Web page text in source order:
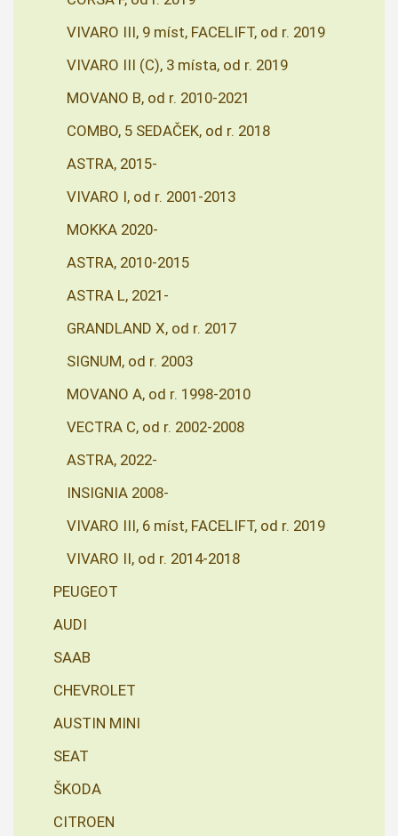
VIVARO III, 9 míst, FACELIFT, od r. 2019
VIVARO III (C), 3 místa, od r. 2019
MOVANO B, od r. 2010-2021
COMBO, 5 SEDAČEK, od r. 2018
ASTRA, 2015-
VIVARO I, od r. 2001-2013
MOKKA 2020-
ASTRA, 2010-2015
ASTRA L, 2021-
GRANDLAND X, od r. 2017
SIGNUM, od r. 2003
MOVANO A, od r. 1998-2010
VECTRA C, od r. 2002-2008
ASTRA, 2022-
INSIGNIA 2008-
VIVARO III, 6 míst, FACELIFT, od r. 2019
VIVARO II, od r. 2014-2018
PEUGEOT
AUDI
SAAB
CHEVROLET
AUSTIN MINI
SEAT
ŠKODA
CITROEN